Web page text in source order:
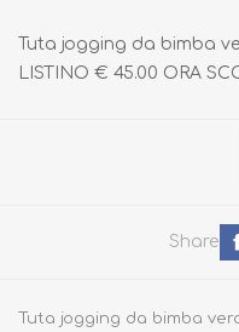
Tuta jogging da bimba
LISTINO € 45.00 ORA
Share
Tuta jogging da bimba